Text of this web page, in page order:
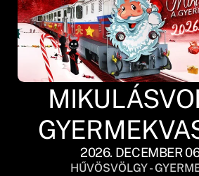
2026. DECEMBER
HŰVÖSVÖLGY -